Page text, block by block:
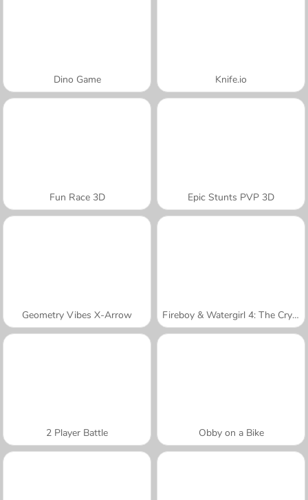
Dino Game Knife.io
Fun Race 3D Epic Stunts PVP 3D
Geometry Vibes X-Arrow Fireboy & Watergirl 4: The Crystal Temple
2 Player Battle Obby on a Bike